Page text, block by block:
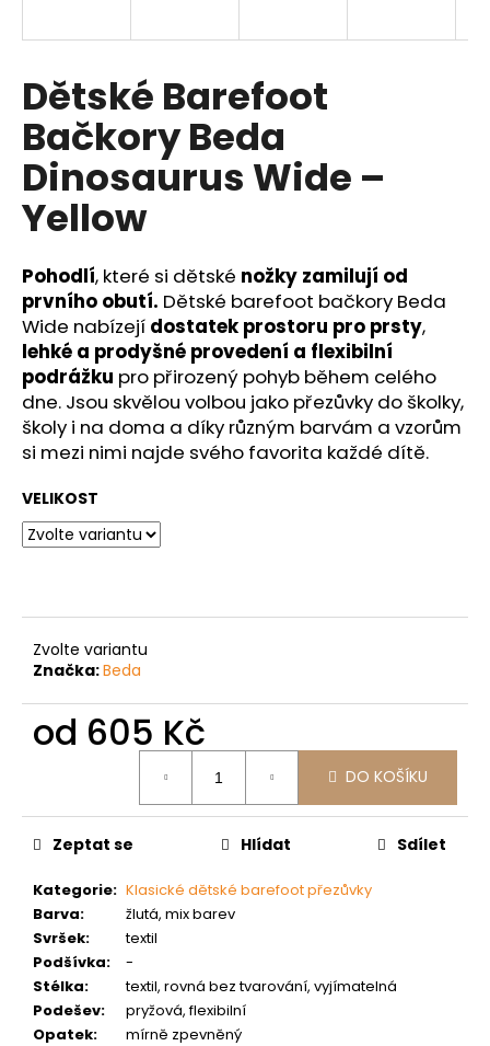
Dětské Barefoot
Bačkory Beda
Dinosaurus Wide –
Yellow
Pohodlí, které si dětské nožky zamilují od
prvního obutí. Dětské barefoot bačkory Beda
Wide nabízejí dostatek prostoru pro prsty,
lehké a prodyšné provedení a flexibilní
podrážku pro přirozený pohyb během celého
dne. Jsou skvělou volbou jako přezůvky do školky,
školy i na doma a díky různým barvám a vzorům
si mezi nimi najde svého favorita každé dítě.
VELIKOST
Zvolte variantu
Značka:Beda
od 605 Kč
DO KOŠÍKU
Kategorie: Klasické dětské barefoot přezůvky
Barva:
žlutá, mix barev
Svršek:
textil
Podšívka:
-
Stélka:
textil, rovná bez tvarování, vyjímatelná
Podešev:
pryžová, flexibilní
Opatek:
mírně zpevněný
Zeptat se Hlídat Sdílet
í
t
?
D
o
p
o
r
č
u
j
e